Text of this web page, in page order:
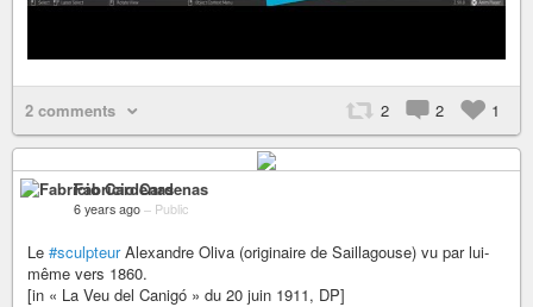
2 comments 2 2 1
Fabricio Cardenas
6 years ago – Public
Le #sculpteurAlexandre Oliva (originaire de Saillagouse) vu par lui-
même vers 1860.
[in « La Veu del Canigó » du 20 juin 1911, DP]